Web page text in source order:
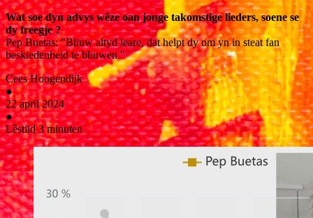
Wat soe dyn advys wêze oan jonge takomstige lieders, soene se
dy freegje ?
Pep Buetas: "Bliuw altyd leare, dat helpt dy om yn in steat fan
beskiedenheid te bliuwen."
Cees Hoogendijk
●
22 april 2024
●
Lêstiid 3 minuten